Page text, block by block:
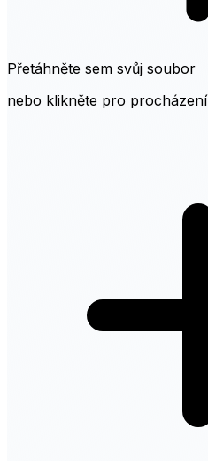
Přetáhněte sem svůj soubor
nebo klikněte pro procházení